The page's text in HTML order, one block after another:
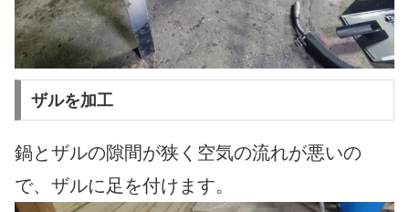
ザルを加工
鍋とザルの隙間が狭く空気の流れが悪いの
で、ザルに足を付けます。